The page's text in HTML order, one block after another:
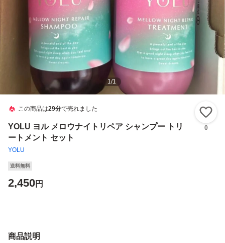
1/1
この商品は29分で売れました
YOLU ヨル メロウナイトリペア シャンプー トリ
ートメント セット
YOLU
0
送料無料
2,450円
商品説明